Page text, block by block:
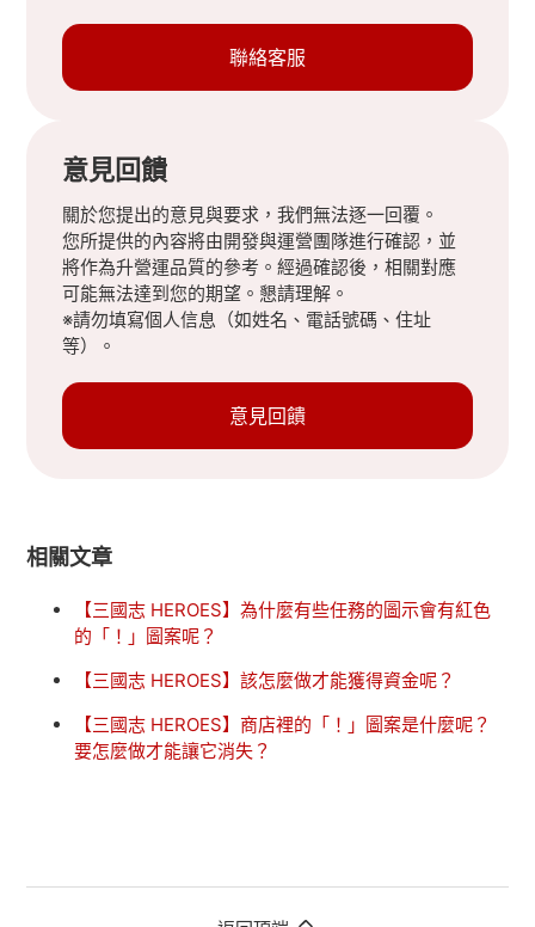
聯絡客服
意見回饋
關於您提出的意見與要求，我們無法逐一回覆。
您所提供的內容將由開發與運營團隊進行確認，並
將作為升營運品質的參考。經過確認後，相關對應
可能無法達到您的期望。懇請理解。
※請勿填寫個人信息（如姓名、電話號碼、住址
等）。
意見回饋
相關文章
【三國志 HEROES】為什麼有些任務的圖示會有紅色
的「！」圖案呢？
【三國志 HEROES】該怎麼做才能獲得資金呢？
【三國志 HEROES】商店裡的「！」圖案是什麼呢？
要怎麼做才能讓它消失？